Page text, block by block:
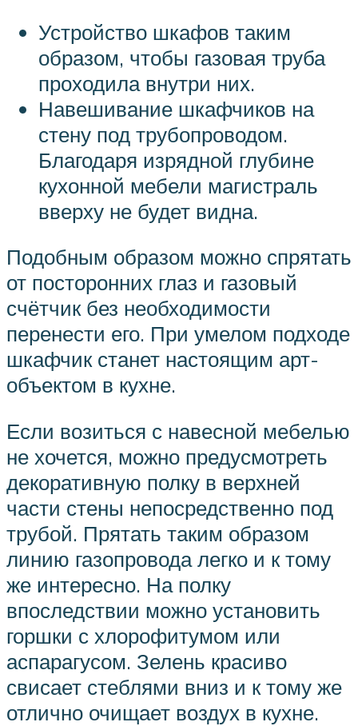
Устройство шкафов таким
образом, чтобы газовая труба
проходила внутри них.
Навешивание шкафчиков на
стену под трубопроводом.
Благодаря изрядной глубине
кухонной мебели магистраль
вверху не будет видна.
Подобным образом можно спрятать
от посторонних глаз и газовый
счётчик без необходимости
перенести его. При умелом подходе
шкафчик станет настоящим арт-
объектом в кухне.
Если возиться с навесной мебелью
не хочется, можно предусмотреть
декоративную полку в верхней
части стены непосредственно под
трубой. Прятать таким образом
линию газопровода легко и к тому
же интересно. На полку
впоследствии можно установить
горшки с хлорофитумом или
аспарагусом. Зелень красиво
свисает стеблями вниз и к тому же
отлично очищает воздух в кухне.